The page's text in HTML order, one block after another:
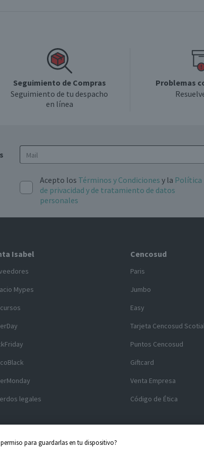
Seguimiento de Compras
Seguimiento de tu despacho
en línea
Problemas
Acepto los Términos y Condiciones y la Política
de privacidad y de tratamiento de datos
personales
Isabel
Mypes
legales
Cencosud
Paris
Jumbo
Easy
Tarjeta Cencosud
Puntos Cencosud
Giftcard
Venta Empresa
Código de Ética
© 2025 Cencosud - Santa Isabel
para guardarlas en tu dispositivo?